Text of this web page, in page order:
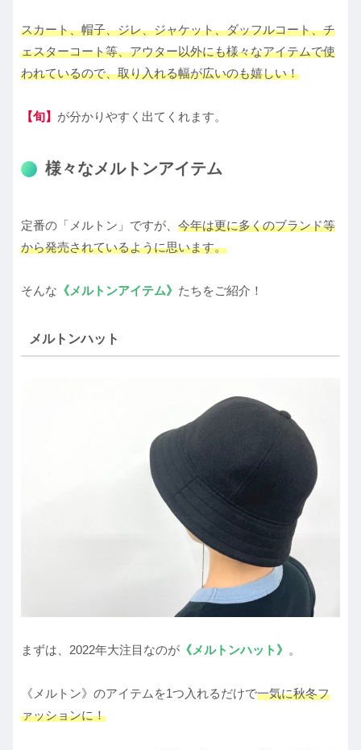
スカート、帽子、ジレ、ジャケット、ダッフルコート、チ
ェスターコート等、アウター以外にも様々なアイテムで使
われているので、取り入れる幅が広いのも嬉しい！
【旬】 が分かりやすく出てくれます。
様々なメルトンアイテム
定番の「メルトン」ですが、 今年は更に多くのブランド等
から発売されているように思います。
そんな 《メルトンアイテム》 たちをご紹介！
メルトンハット
まずは、2022年大注目なのが 《メルトンハット》 。
《メルトン》のアイテムを1つ入れるだけで一気に秋冬フ
ァッションに！